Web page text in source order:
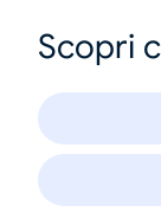
Scopri